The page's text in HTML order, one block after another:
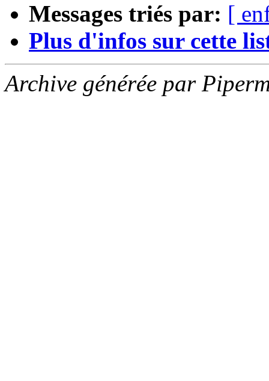
Messages triés par: [
Plus d'infos sur cette
Archive générée par